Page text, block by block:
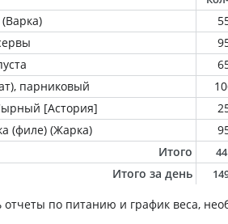
парниковый
[Астория]
(филе) (Жарка)
Итого
Итого за день
отчеты по питанию и график веса,